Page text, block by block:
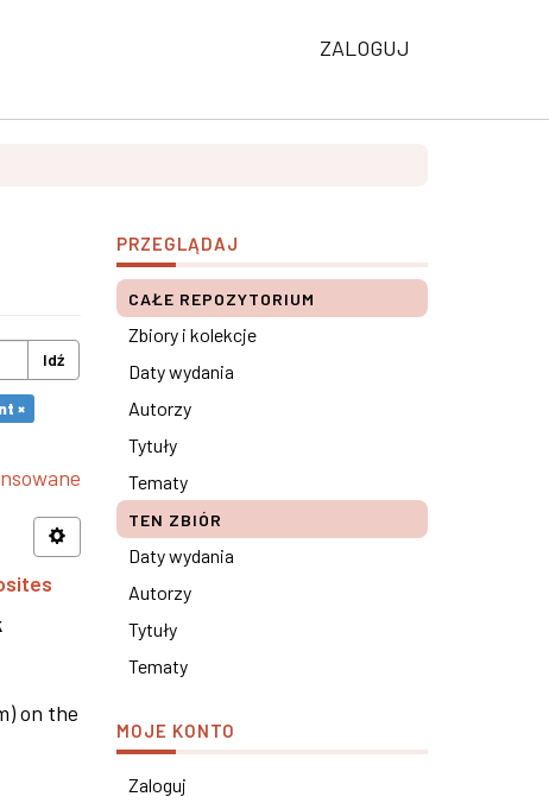
ZALOGUJ
Idź
×
on the
PRZEGLĄDAJ
CAŁE REPOZYTORIUM
Zbiory i kolekcje
Daty wydania
Autorzy
Tytuły
Tematy
TEN ZBIÓR
Daty wydania
Autorzy
Tytuły
Tematy
MOJE KONTO
Zaloguj